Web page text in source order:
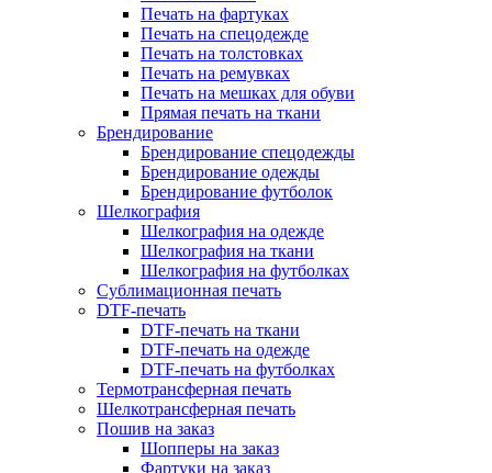
Печать на фартуках
Печать на спецодежде
Печать на толстовках
Печать на ремувках
Печать на мешках для обуви
Прямая печать на ткани
Брендирование
Брендирование спецодежды
Брендирование одежды
Брендирование футболок
Шелкография
Шелкография на одежде
Шелкография на ткани
Шелкография на футболках
Сублимационная печать
DTF-печать
DTF-печать на ткани
DTF-печать на одежде
DTF-печать на футболках
Термотрансферная печать
Шелкотрансферная печать
Пошив на заказ
Шопперы на заказ
Фартуки на заказ